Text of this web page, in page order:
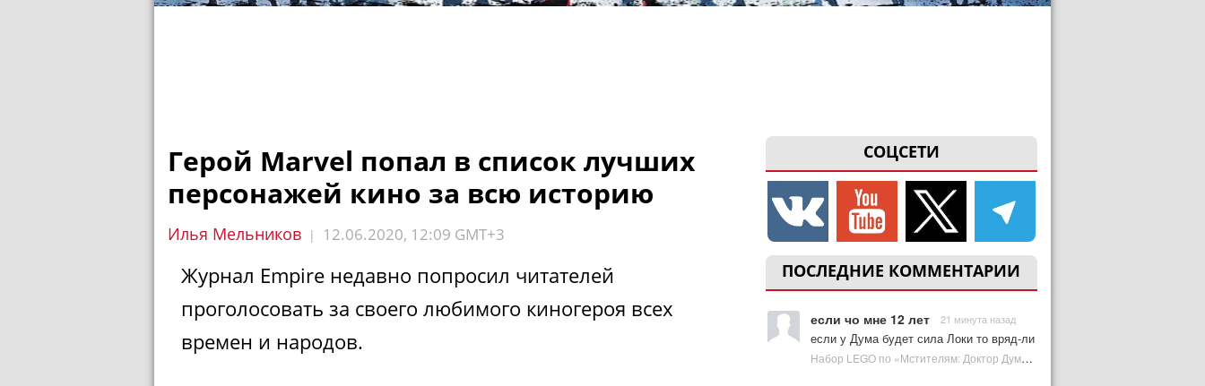
СОЦСЕТИ
ПОСЛЕДНИЕ КОММЕНТАРИИ
если чо мне 12 лет 21 минута назад
если у Дума будет сила Локи то вряд-ли
Набор LEGO по «Мстителям: Доктор Дум» раскрыл костюм Часового | Plugged In Ru
Герой Marvel попал в список лучших
персонажей кино за всю историю
Илья Мельников | 12.06.2020, 12:09 GMT+3
Журнал Empire недавно попросил читателей
проголосовать за своего любимого киногероя всех
времен и народов.